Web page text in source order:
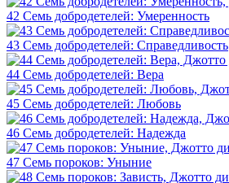
42 Семь добродетелей: Умеренность
43 Семь добродетелей: Справедливость
44 Семь добродетелей: Вера
45 Семь добродетелей: Любовь
46 Семь добродетелей: Надежда
47 Семь пороков: Уныние